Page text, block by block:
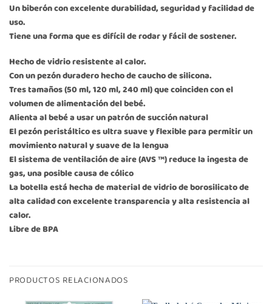
Un biberón con excelente durabilidad, seguridad y facilidad de
uso.
Tiene una forma que es difícil de rodar y fácil de sostener.
Hecho de vidrio resistente al calor.
Con un pezón duradero hecho de caucho de silicona.
Tres tamaños (50 ml, 120 ml, 240 ml) que coinciden con el
volumen de alimentación del bebé.
Alienta al bebé a usar un patrón de succión natural
El pezón peristáltico es ultra suave y flexible para permitir un
movimiento natural y suave de la lengua
El sistema de ventilación de aire (AVS ™) reduce la ingesta de
gas, una posible causa de cólico
La botella está hecha de material de vidrio de borosilicato de
alta calidad con excelente transparencia y alta resistencia al
calor.
Libre de BPA
PRODUCTOS RELACIONADOS